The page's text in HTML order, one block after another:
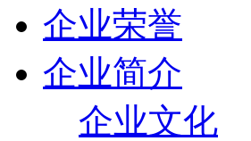
企业荣誉
企业简介
企业文化